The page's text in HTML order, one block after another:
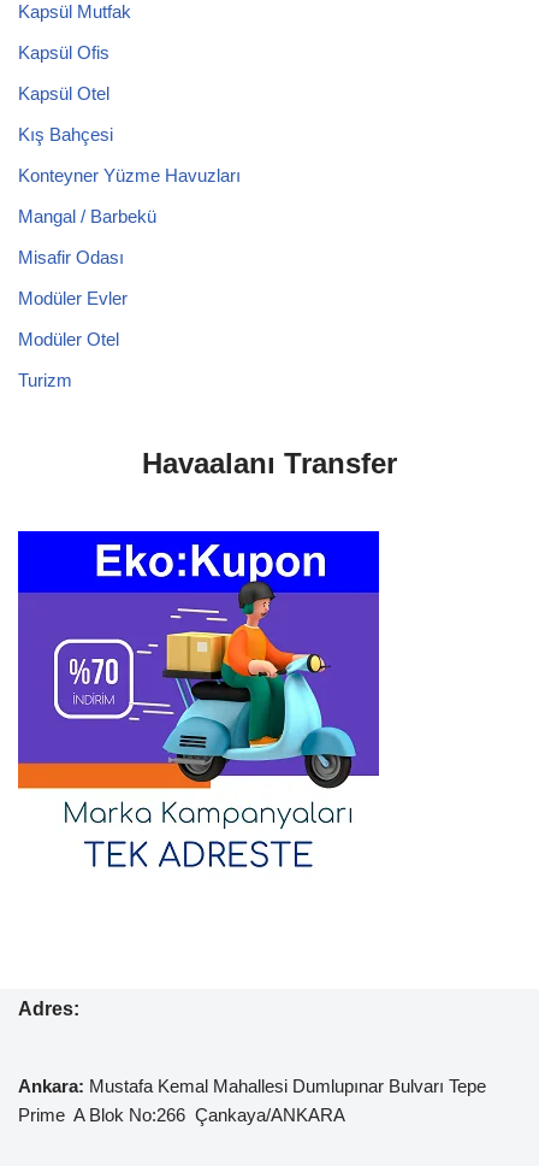
Kapsül Mutfak
Kapsül Ofis
Kapsül Otel
Kış Bahçesi
Konteyner Yüzme Havuzları
Mangal / Barbekü
Misafir Odası
Modüler Evler
Modüler Otel
Turizm
Havaalanı Transfer
Adres:
Ankara: Mustafa Kemal Mahallesi Dumlupınar Bulvarı Tepe
Prime A Blok No:266 Çankaya/ANKARA